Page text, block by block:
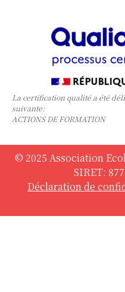
La certification qualité a été
suivante:
ACTIONS DE FORMATION
© 2025 Association
SIRET:
Déclaration de